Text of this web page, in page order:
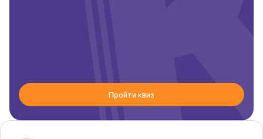
Пройти квиз